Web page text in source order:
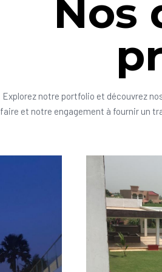
Nos
Explorez notre portfolio et découvrez
faire et notre engagement à fournir un